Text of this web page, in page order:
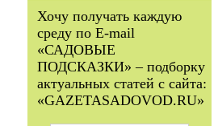
Хочу получать каждую
среду по E-mail
«САДОВЫЕ
ПОДСКАЗКИ» – подборку
актуальных статей с сайта:
«GAZETASADOVOD.RU»